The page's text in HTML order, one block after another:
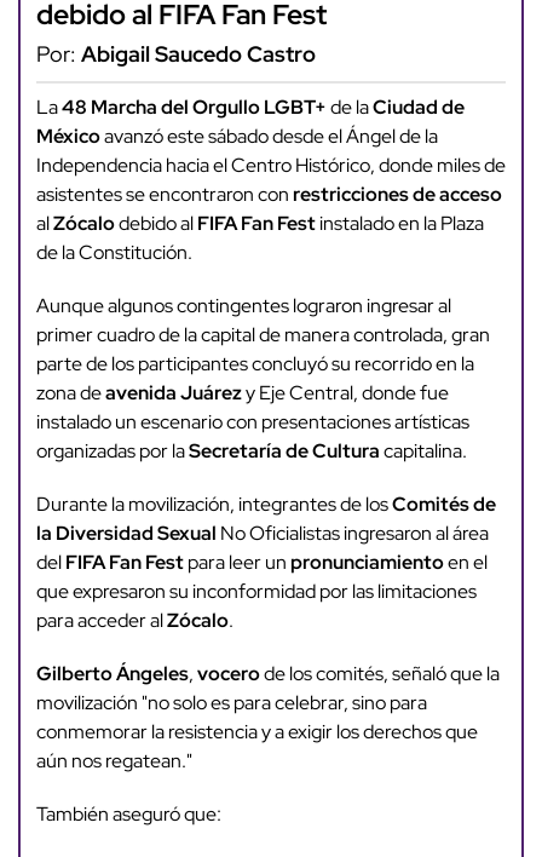
debido al FIFA Fan Fest
Por: Abigail Saucedo Castro
La48 Marcha del Orgullo LGBT+de laCiudad de
Méxicoavanzó este sábado desde el Ángel de la
Independencia hacia el Centro Histórico, donde miles de
asistentes se encontraron conrestricciones de acceso
alZócalodebido alFIFA Fan Festinstalado en la Plaza
de la Constitución.
Aunque algunos contingentes lograron ingresar al
primer cuadro de la capital de manera controlada, gran
parte de los participantes concluyó su recorrido en la
zona deavenida Juárezy Eje Central, donde fue
instalado un escenario con presentaciones artísticas
organizadas por laSecretaría de Culturacapitalina.
Durante la movilización, integrantes de losComités de
la Diversidad Sexual No Oficialistas ingresaron al área
delFIFA Fan Festpara leer unpronunciamientoen el
que expresaron su inconformidad por las limitaciones
para acceder alZócalo.
Gilberto Ángeles,vocerode los comités, señaló que la
movilización "no solo es para celebrar, sino para
conmemorar la resistencia y a exigir los derechos que
aún nos regatean."
También aseguró que: